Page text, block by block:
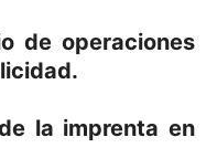
de operaciones
la imprenta en